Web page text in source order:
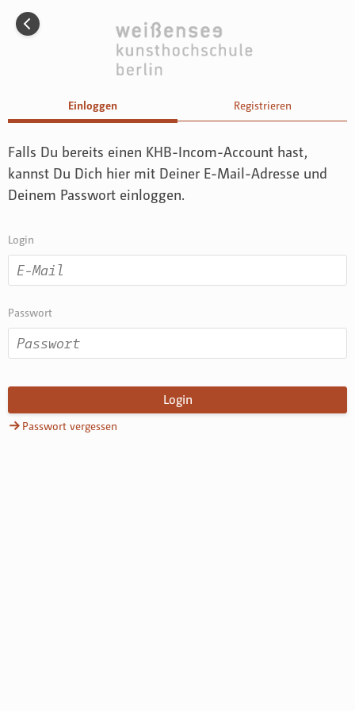
Incom ist die Kommunikations-Plattform der
weißensee
kunsthochschule berlin
mehr erfahren
Menü Incom KH Berlin
Einloggen Registrieren
Falls Du bereits einen KHB-Incom-Account hast,
kannst Du Dich hier mit Deiner E-Mail-Adresse und
Deinem Passwort einloggen.
Login
Passwort
Login
Passwort vergessen